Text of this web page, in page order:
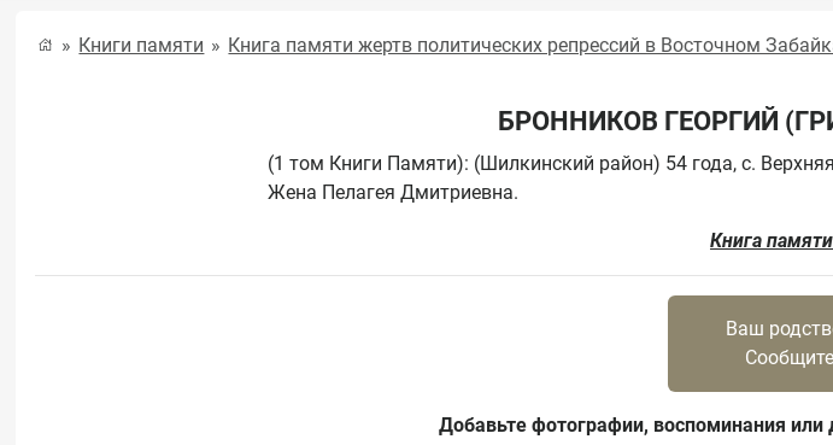
Книги памяти Книга памяти жертв политических репрессий в Восточном
БРОННИКОВ ГЕОРГИЙ
(1 том Книги Памяти): (Шилкинский район) 54 года, с.
Книга
Ваш
Добавьте фотографии, воспоминания